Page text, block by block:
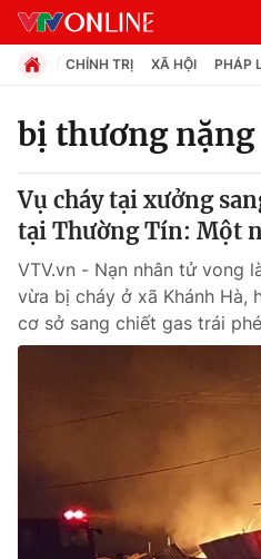
Chuyên mục
Chính trị
Xã hội
Pháp luật
Thế giới
Tin tức
Kinh tế
CHÍNH TRỊ XÃ HỘI PHÁP
bị thương nặng
Vụ cháy tại xưởng
tại Thường Tín: Một
VTV.vn - Nạn nhân tử vong
vừa bị cháy ở xã Khánh Hà,
cơ sở sang chiết gas trái